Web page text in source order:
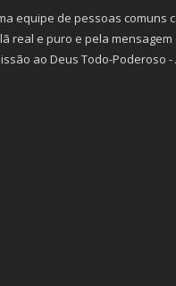
equipe de pessoas comuns
real e puro e pela
ao Deus Todo-Poderoso -